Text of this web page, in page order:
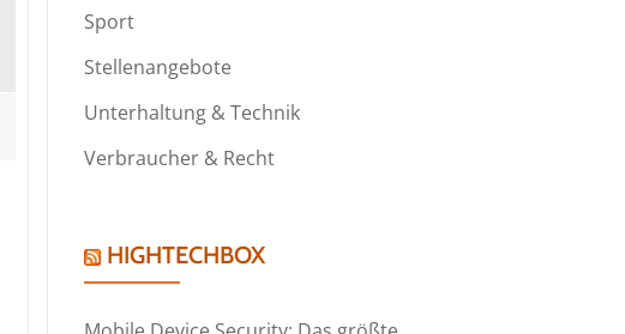
Sport
Stellenangebote
Unterhaltung & Technik
Verbraucher & Recht
HIGHTECHBOX